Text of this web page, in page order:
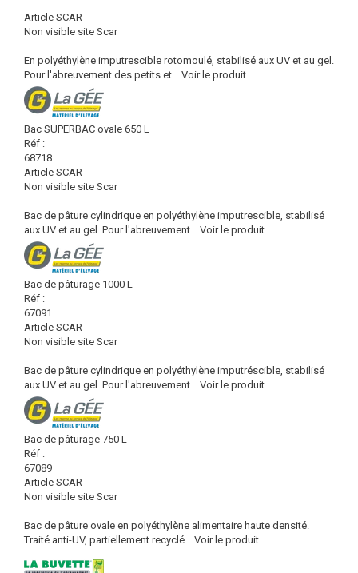
Article SCAR
Non visible site Scar
En polyéthylène imputrescible rotomoulé, stabilisé aux UV et au gel.
Pour l'abreuvement des petits et... Voir le produit
Bac SUPERBAC ovale 650 L
Réf :
68718
Article SCAR
Non visible site Scar
Bac de pâture cylindrique en polyéthylène imputrescible, stabilisé
aux UV et au gel. Pour l'abreuvement... Voir le produit
Bac de pâturage 1000 L
Réf :
67091
Article SCAR
Non visible site Scar
Bac de pâture cylindrique en polyéthylène imputréscible, stabilisé
aux UV et au gel. Pour l'abreuvement... Voir le produit
Bac de pâturage 750 L
Réf :
67089
Article SCAR
Non visible site Scar
Bac de pâture ovale en polyéthylène alimentaire haute densité.
Traité anti-UV, partiellement recyclé... Voir le produit